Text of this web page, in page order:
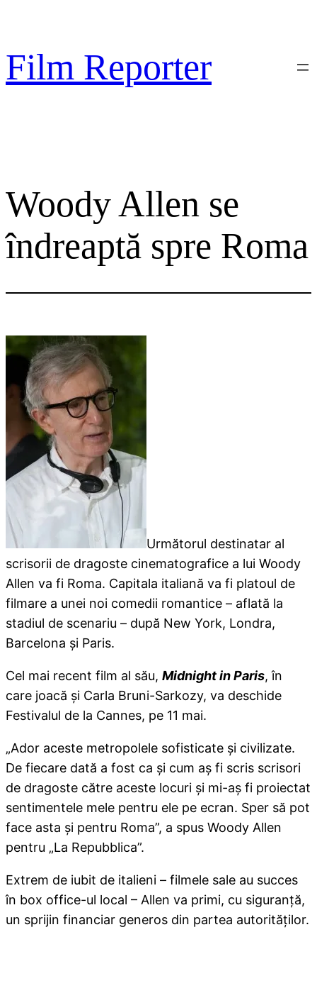
conținut
Film Reporter
Woody Allen se
îndreaptă spre Roma
Următorul destinatar al
scrisorii de dragoste cinematografice a lui Woody
Allen va fi Roma. Capitala italiană va fi platoul de
filmare a unei noi comedii romantice – aflată la
stadiul de scenariu – după New York, Londra,
Barcelona şi Paris.
Cel mai recent film al său, Midnight in Paris, în
care joacă şi Carla Bruni-Sarkozy, va deschide
Festivalul de la Cannes, pe 11 mai.
„Ador aceste metropolele sofisticate şi civilizate.
De fiecare dată a fost ca şi cum aş fi scris scrisori
de dragoste către aceste locuri şi mi-aş fi proiectat
sentimentele mele pentru ele pe ecran. Sper să pot
face asta şi pentru Roma”, a spus Woody Allen
pentru „La Repubblica”.
Extrem de iubit de italieni – filmele sale au succes
în box office-ul local – Allen va primi, cu siguranţă,
un sprijin financiar generos din partea autorităţilor.